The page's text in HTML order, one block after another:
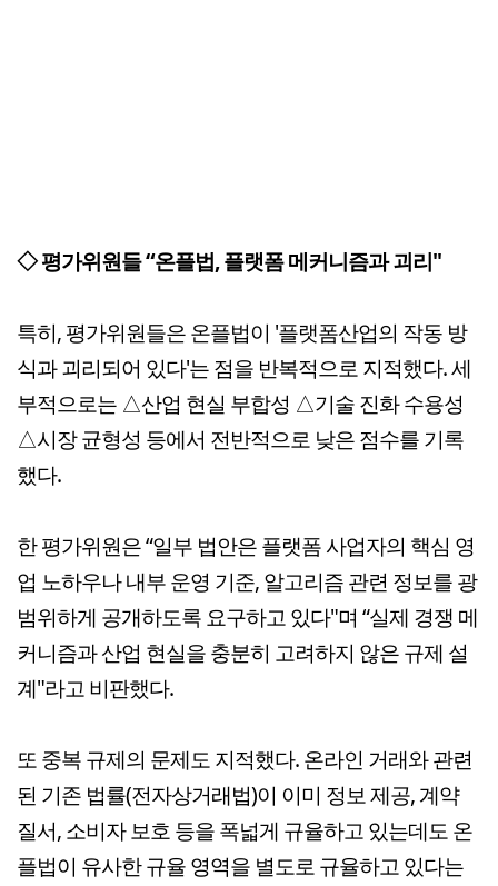
◇ 평가위원들 “온플법, 플랫폼 메커니즘과 괴리"
특히, 평가위원들은 온플법이 '플랫폼산업의 작동 방
식과 괴리되어 있다'는 점을 반복적으로 지적했다. 세
부적으로는 △산업 현실 부합성 △기술 진화 수용성
△시장 균형성 등에서 전반적으로 낮은 점수를 기록
했다.
한 평가위원은 “일부 법안은 플랫폼 사업자의 핵심 영
업 노하우나 내부 운영 기준, 알고리즘 관련 정보를 광
범위하게 공개하도록 요구하고 있다"며 “실제 경쟁 메
커니즘과 산업 현실을 충분히 고려하지 않은 규제 설
계"라고 비판했다.
또 중복 규제의 문제도 지적했다. 온라인 거래와 관련
된 기존 법률(전자상거래법)이 이미 정보 제공, 계약
질서, 소비자 보호 등을 폭넓게 규율하고 있는데도 온
플법이 유사한 규율 영역을 별도로 규율하고 있다는